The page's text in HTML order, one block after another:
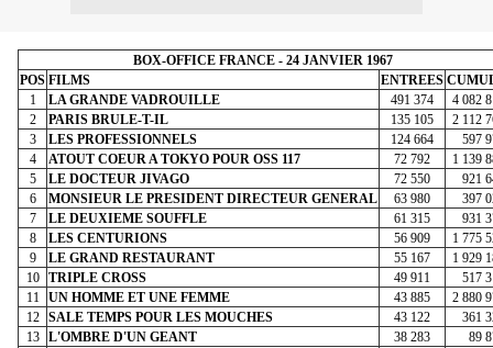
BOX-OFFICE FRANCE - 24 JANVIER 1967
POS FILMS ENTREES
1
LA GRANDE VADROUILLE 491 374
4 082
2
PARIS BRULE-T-IL 135 105
2 112
3
LES PROFESSIONNELS 124 664
597
4
ATOUT COEUR A TOKYO POUR OSS 117 72 792
1 139
5
LE DOCTEUR JIVAGO 72 550
921
6
MONSIEUR LE PRESIDENT DIRECTEUR GENERAL 63 980
397
7
LE DEUXIEME SOUFFLE 61 315
931
8
LES CENTURIONS 56 909
1 775
9
LE GRAND RESTAURANT 55 167
1 929
10
TRIPLE CROSS 49 911
517
11
UN HOMME ET UNE FEMME 43 885
2 880
12
SALE TEMPS POUR LES MOUCHES 43 122
361
13
L'OMBRE D'UN GEANT 38 283
89